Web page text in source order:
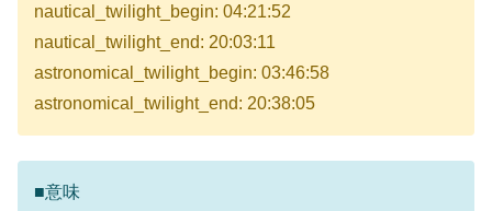
nautical_twilight_begin: 04:21:52
nautical_twilight_end: 20:03:11
astronomical_twilight_begin: 03:46:58
astronomical_twilight_end: 20:38:05
■意味